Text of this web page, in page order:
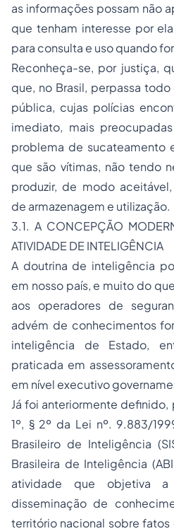
as informações possam não
que tenham interesse por
para consulta e uso quando
Reconheça-se, por justiça,
que, no Brasil, perpassa
pública, cujas polícias
imediato, mais
problema de sucateamento
que são vítimas, não tendo
produzir, de modo
de armazenagem e utilização.
3.1. A CONCEPÇÃO
ATIVIDADE DE INTELIGÊNCIA
A doutrina de inteligência
em nosso país, e muito do
aos operadores de
advém de conhecimentos
inteligência de Estado,
praticada em
em nível executivo
Já foi anteriormente
1º, § 2º da Lei nº. 9.883/
Brasileiro de Inteligência
Brasileira de Inteligência
atividade que objetiva
disseminação de
território nacional sobre